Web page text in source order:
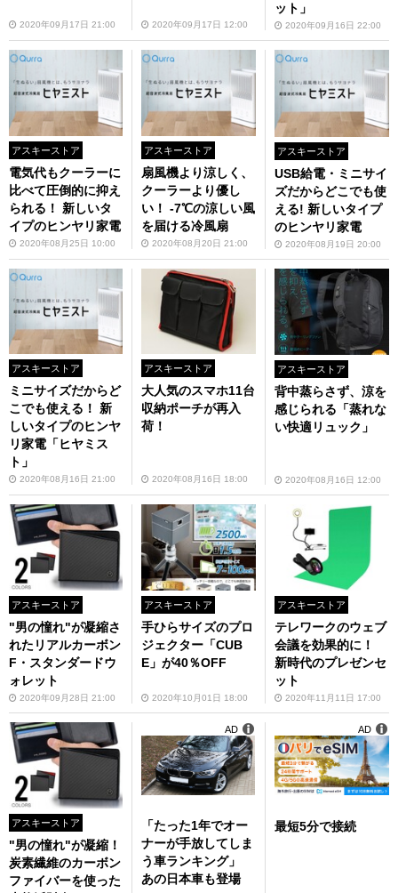
2020年09月17日 21:00 2020年09月17日 12:00
ット」
2020年09月16日 22:00
アスキーストア
電気代もクーラーに
比べて圧倒的に抑え
られる！ 新しいタ
イプのヒンヤリ家電
2020年08月25日 10:00
アスキーストア
扇風機より涼しく、
クーラーより優し
い！ -7℃の涼しい風
を届ける冷風扇
2020年08月20日 21:00
アスキーストア
USB給電・ミニサイ
ズだからどこでも使
える! 新しいタイプ
のヒンヤリ家電
2020年08月19日 20:00
アスキーストア
ミニサイズだからど
こでも使える！ 新
しいタイプのヒンヤ
リ家電「ヒヤミス
ト」
2020年08月16日 21:00
アスキーストア
大人気のスマホ11台
収納ポーチが再入
荷！
2020年08月16日 18:00
アスキーストア
背中蒸らさず、涼を
感じられる「蒸れな
い快適リュック」
2020年08月16日 12:00
アスキーストア
"男の憧れ"が凝縮さ
れたリアルカーボン
F・スタンダードウ
ォレット
2020年09月28日 21:00
アスキーストア
手ひらサイズのプロ
ジェクター「CUB
E」が40％OFF
2020年10月01日 18:00
アスキーストア
テレワークのウェブ
会議を効果的に！
新時代のプレゼンセ
ット
2020年11月11日 17:00
アスキーストア
"男の憧れ"が凝縮！
炭素繊維のカーボン
ファイバーを使った
「たった1年でオー
ナーが手放してしま
う車ランキング」
あの日本車も登場
AD
最短5分で接続
AD